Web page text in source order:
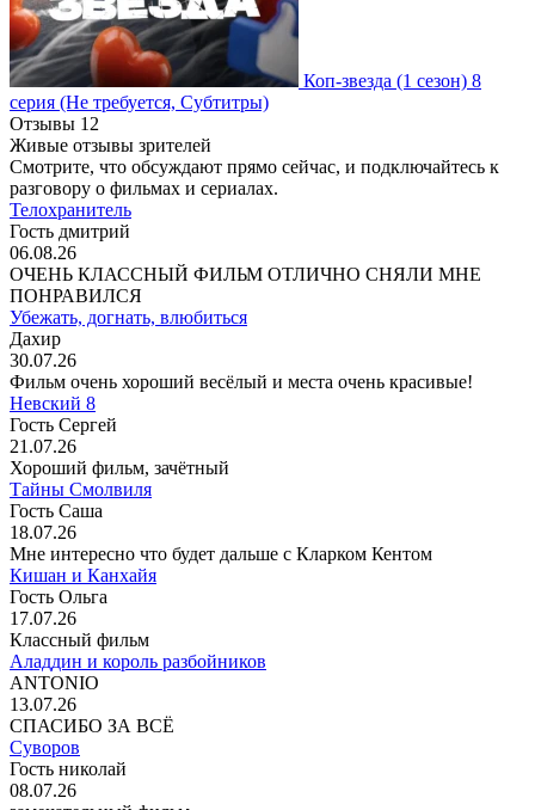
Коп-звезда (1 сезон) 8
серия (Не требуется, Субтитры)
Отзывы 12
Живые отзывы зрителей
Смотрите, что обсуждают прямо сейчас, и подключайтесь к
разговору о фильмах и сериалах.
Телохранитель
Гость дмитрий
06.08.26
ОЧЕНЬ КЛАССНЫЙ ФИЛЬМ ОТЛИЧНО СНЯЛИ МНЕ
ПОНРАВИЛСЯ
Убежать, догнать, влюбиться
Дахир
30.07.26
Фильм очень хороший весёлый и места очень красивые!
Невский 8
Гость Сергей
21.07.26
Хороший фильм, зачётный
Тайны Смолвиля
Гость Саша
18.07.26
Мне интересно что будет дальше с Кларком Кентом
Кишан и Канхайя
Гость Ольга
17.07.26
Классный фильм
Аладдин и король разбойников
ANTONIO
13.07.26
СПАСИБО ЗА ВСЁ
Суворов
Гость николай
08.07.26